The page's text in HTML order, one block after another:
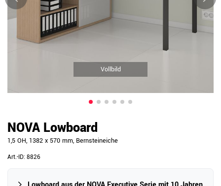
Vollbild
NOVA Lowboard
1,5 OH, 1382 x 570 mm, Bernsteineiche
Art.-ID: 8826